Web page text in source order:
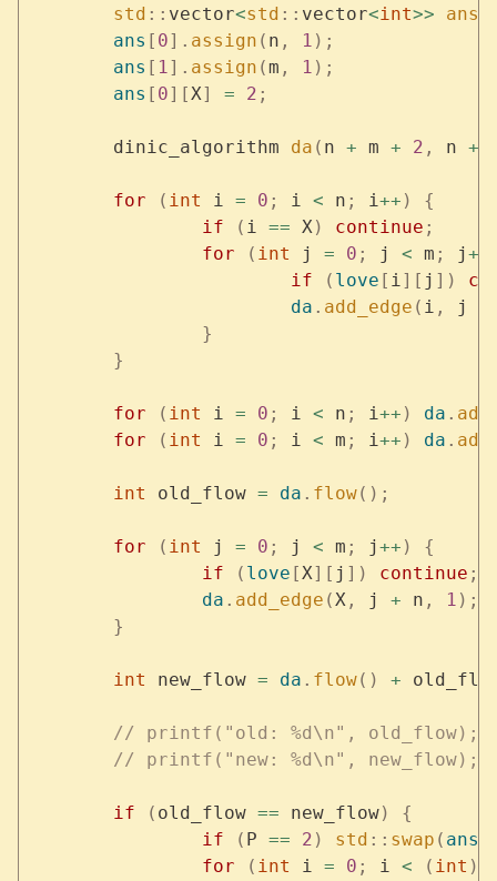
	std
:: vector<std :: vector<int>> ans
	ans
[ 0]. assign ( n , 1 );
	ans
[ 1]. assign (m , 1 );
	ans
[ 0][X] = 2 ;
	dinic_algorithm
da ( n + m + 2 , n +
	for
( int i = 0 ; i < n ; i++ )
{
		if
( i == X) continue ;
		for
( int j = 0 ; j < m ; j++
			if
( love [ i][ j ])
			da
. add_edge ( i , j
		}
	}
	for
( int i = 0 ; i < n ; i++ ) da .
	for
( int i = 0 ; i < m ; i++ ) da .
	int
old_flow = da . flow();
	for
( int j = 0 ; j < m ; j++ )
{
		if
( love [X][ j ]) continue ;
		da
. add_edge (X, j + n , 1 );
	}
	int
new_flow = da . flow() +
	// printf("old: %d\n", old_flow);
	// printf("new: %d\n", new_flow);
	if
( old_flow == new_flow)
{
		if
( P == 2 ) std :: swap ( ans
		for
( int i = 0 ; i < ( int )